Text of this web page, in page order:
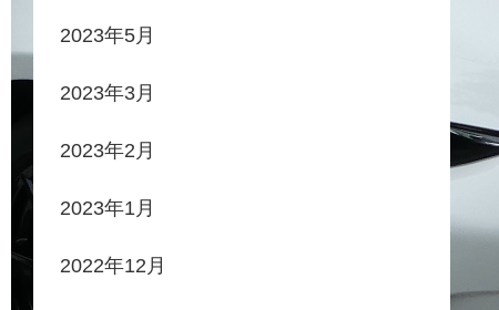
2023年5月
2023年3月
2023年2月
2023年1月
2022年12月